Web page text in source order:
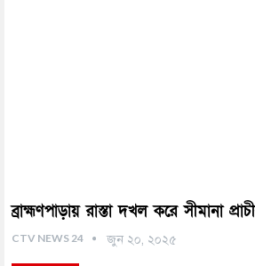
ব্রাহ্মণপাড়ায় রাস্তা দখল করে সীমানা
CTV NEWS 24 জুন ২০, ২০২৫